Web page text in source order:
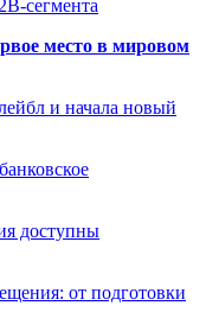
сегмента
место в мировом
и начала новый
доступны
от подготовки